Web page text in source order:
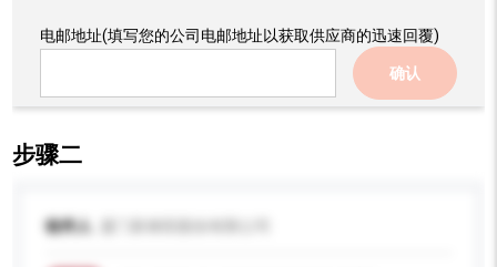
电邮地址(填写您的公司电邮地址以获取供应商的迅速回覆)
确认
步骤二
收件人